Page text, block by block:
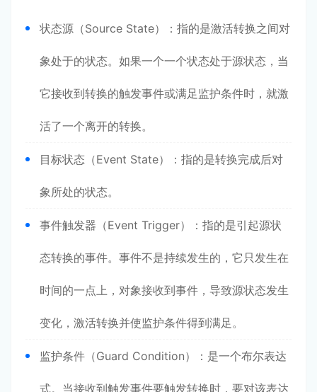
状态源（Source State）：指的是激活转换之间对
象处于的状态。如果一个一个状态处于源状态，当
它接收到转换的触发事件或满足监护条件时，就激
活了一个离开的转换。
目标状态（Event State）：指的是转换完成后对
象所处的状态。
事件触发器（Event Trigger）：指的是引起源状
态转换的事件。事件不是持续发生的，它只发生在
时间的一点上，对象接收到事件，导致源状态发生
变化，激活转换并使监护条件得到满足。
监护条件（Guard Condition）：是一个布尔表达
式。当接收到触发事件要触发转换时，要对该表达